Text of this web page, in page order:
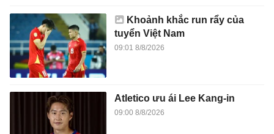
Khoảnh khắc run rẩy của
tuyển Việt Nam
09:01 8/8/2026
Atletico ưu ái Lee Kang-in
09:00 8/8/2026